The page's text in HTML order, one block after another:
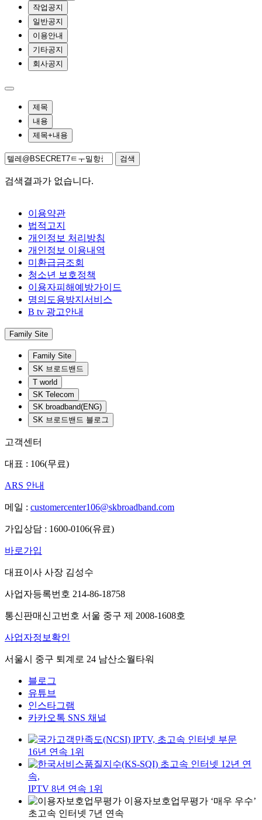
작업공지
일반공지
이용안내
기타공지
회사공지
제목
내용
제목+내용
검색
검색결과가 없습니다.
이용약관
법적고지
개인정보 처리방침
개인정보 이용내역
미환급금조회
청소년 보호정책
이용자피해예방가이드
명의도용방지서비스
B tv 광고안내
Family Site
Family Site
SK 브로드밴드
T world
SK Telecom
SK broadband(ENG)
SK 브로드밴드 블로그
고객센터
대표 : 106(무료)
ARS 안내
메일 : customercenter106@skbroadband.com
가입상담 : 1600-0106(유료)
바로가입
대표이사 사장 김성수
사업자등록번호 214-86-18758
통신판매신고번호 서울 중구 제 2008-1608호
사업자정보확인
서울시 중구 퇴계로 24 남산소월타워
블로그
유튜브
인스타그램
카카오톡 SNS 채널
IPTV, 초고속 인터넷 부문
16년 연속 1위
초고속 인터넷 12년 연
속,
IPTV 8년 연속 1위
이용자보호업무평가 ‘매우 우수’
초고속 인터넷 7년 연속